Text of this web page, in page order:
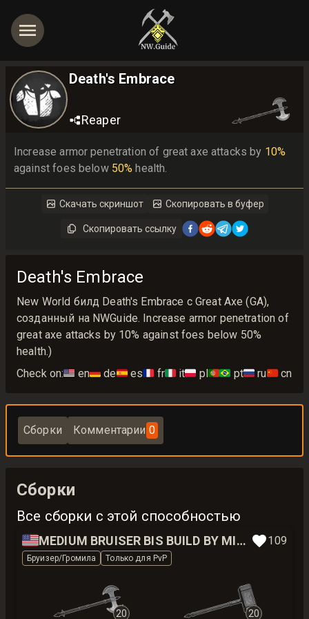
Death's Embrace
Reaper
Increase armor penetration of great axe attacks by 10%
against foes below 50% health.
Скачать скриншот Скопировать в буфер
Скопировать ссылку
Death's Embrace
New World билд Death's Embrace с Great Axe (GA),
созданный на NWGuide. Increase armor penetration of
great axe attacks by 10% against foes below 50%
health.)
Check on:🇺🇸 en🇩🇪 de🇪🇸 es🇫🇷 fr🇮🇹 it🇵🇱 pl🇵🇹🇧🇷 pt🇷🇺 ru🇨🇳 cn
Сборки Комментарии 0
Сборки
Все сборки с этой способностью
🇺🇸 MEDIUM BRUISER BIS BUILD BY MIKARS 109
Бруизер/Громила Только для PvP
20 20